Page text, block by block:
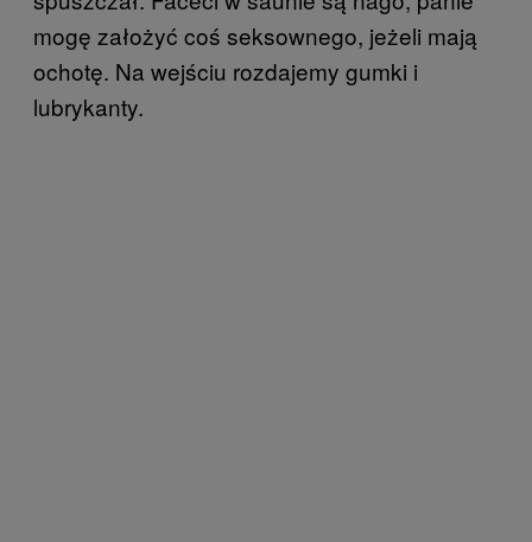
mogę założyć coś seksownego, jeżeli mają
ochotę. Na wejściu rozdajemy gumki i
lubrykanty.